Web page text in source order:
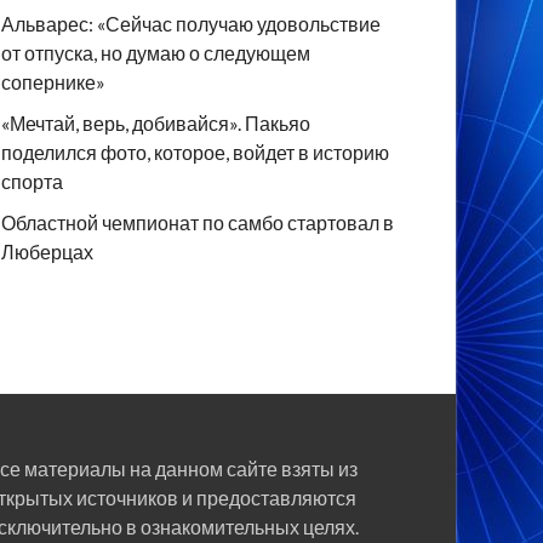
Альварес: «Сейчас получаю удовольствие
от отпуска, но думаю о следующем
сопернике»
«Мечтай, верь, добивайся». Пакьяо
поделился фото, которое, войдет в историю
спорта
Областной чемпионат по самбо стартовал в
Люберцах
материалы на данном сайте взяты из
источников и предоставляются
в ознакомительных целях.